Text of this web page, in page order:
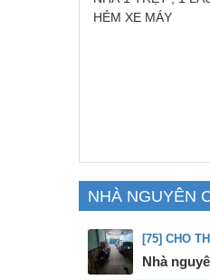
HẺM XE MÁY
NHÀ NGUYÊN
Nhà